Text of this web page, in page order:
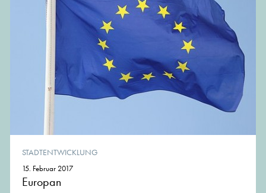
STADTENTWICKLUNG
15. Februar 2017
Europan